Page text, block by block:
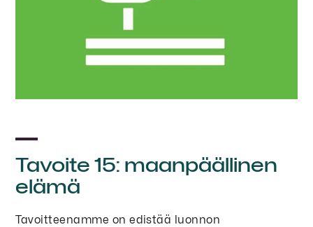
Tavoite 15: maanpäällinen
elämä
Tavoitteenamme on edistää luonnon